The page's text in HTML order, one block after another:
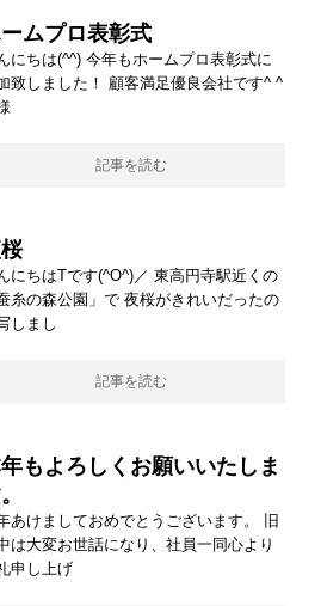
ムプロ表彰式
にちは(^^) 今年もホームプロ表彰式に
致しました！ 顧客満足優良会社です^ ^
記事を読む
にちはTです(^O^)／ 東高円寺駅近くの
蚕糸の森公園」で 夜桜がきれいだったの
しまし
記事を読む
もよろしくお願いいたしま
あけましておめでとうございます。 旧
は大変お世話になり、社員一同心より
申し上げ